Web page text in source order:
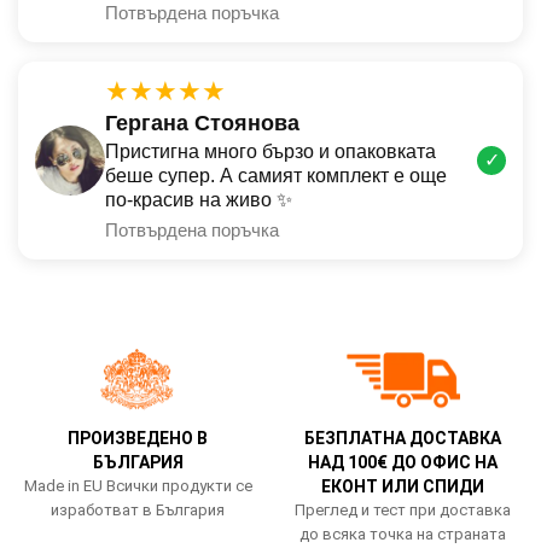
Потвърдена поръчка
★★★★★
Гергана Стоянова
Пристигна много бързо и опаковката
беше супер. А самият комплект е още
по-красив на живо ✨
Потвърдена поръчка
✓
ПРОИЗВЕДЕНО В
БЪЛГАРИЯ
Made in EU Всички продукти се
изработват в България
БЕЗПЛАТНА ДОСТАВКА
НАД 100€ ДО ОФИС НА
ЕКОНТ ИЛИ СПИДИ
Преглед и тест при доставка
до всяка точка на страната